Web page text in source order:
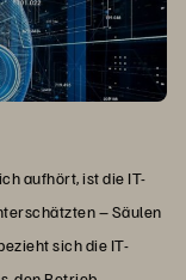
aufhört, ist die IT-
– Säulen
sich die IT-